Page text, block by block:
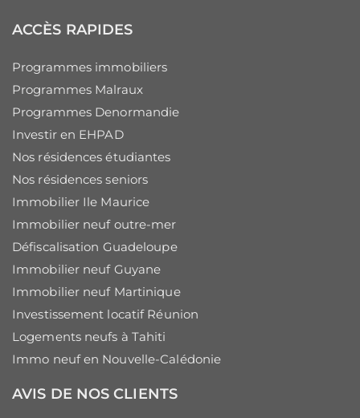
ACCÈS RAPIDES
Programmes immobiliers
Programmes Malraux
Programmes Denormandie
Investir en EHPAD
Nos résidences étudiantes
Nos résidences seniors
Immobilier Ile Maurice
Immobilier neuf outre-mer
Défiscalisation Guadeloupe
Immobilier neuf Guyane
Immobilier neuf Martinique
Investissement locatif Réunion
Logements neufs à Tahiti
Immo neuf en Nouvelle-Calédonie
AVIS DE NOS CLIENTS